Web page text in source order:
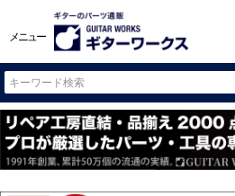
メニュー